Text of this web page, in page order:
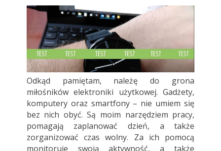
Odkąd pamiętam, należę do grona
miłośników elektroniki użytkowej. Gadżety,
komputery oraz smartfony – nie umiem się
bez nich obyć. Są moim narzędziem pracy,
pomagają zaplanować dzień, a także
zorganizować czas wolny. Za ich pomocą
monitoruje swoją aktywność, a także